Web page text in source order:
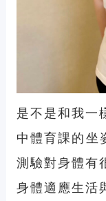
是不是和我一
中體育課的坐
測驗對身體有
身體適應生活